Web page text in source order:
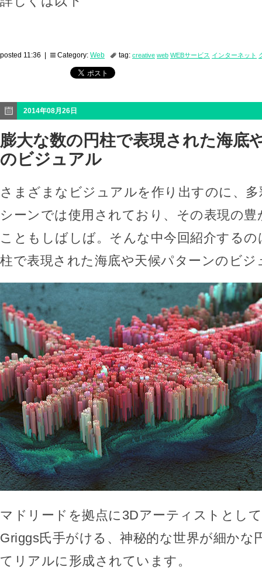
posted 11:36 | Category: Web tag: creative web WEBサービス インターネット
2014年08月26日
膨大な数の円柱で表現された海底
のビジュアル
さまざまなビジュアルを作り出すのに、
シーンでは使用されており、その表現の
こともしばしば。そんな中今回紹介するの
柱で表現された海底や天候パターンのビジ
マドリードを拠点に3Dアーティストとし
Griggs氏手がける、神秘的な世界が細かな
てリアルに形成されています。